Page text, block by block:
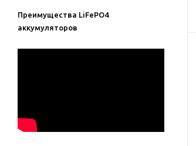
Преимущества LiFePO4
аккумуляторов